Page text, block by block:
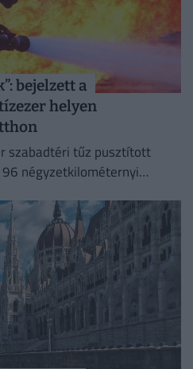
bejelzett a
helyen
szabadtéri tűz pusztított
négyzetkilométernyi